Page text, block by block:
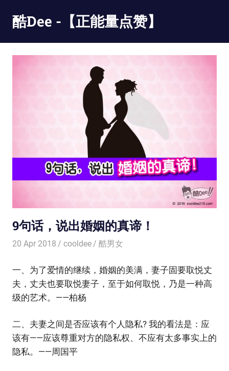
content
酷Dee -【正能量点赞】
9句话，说出婚姻的真谛！
20 Apr 2018 cooldee 酷男女
一、为了爱情的继续，婚姻的美满，妻子固要取悦丈
夫，丈夫也要取悦妻子，至于如何取悦，乃是一种高
级的艺术。——柏杨
二、夫妻之间是否应该有个人隐私? 我的看法是：应
该有——应该尊重对方的隐私权、不应有太多事实上的
隐私。——周国平